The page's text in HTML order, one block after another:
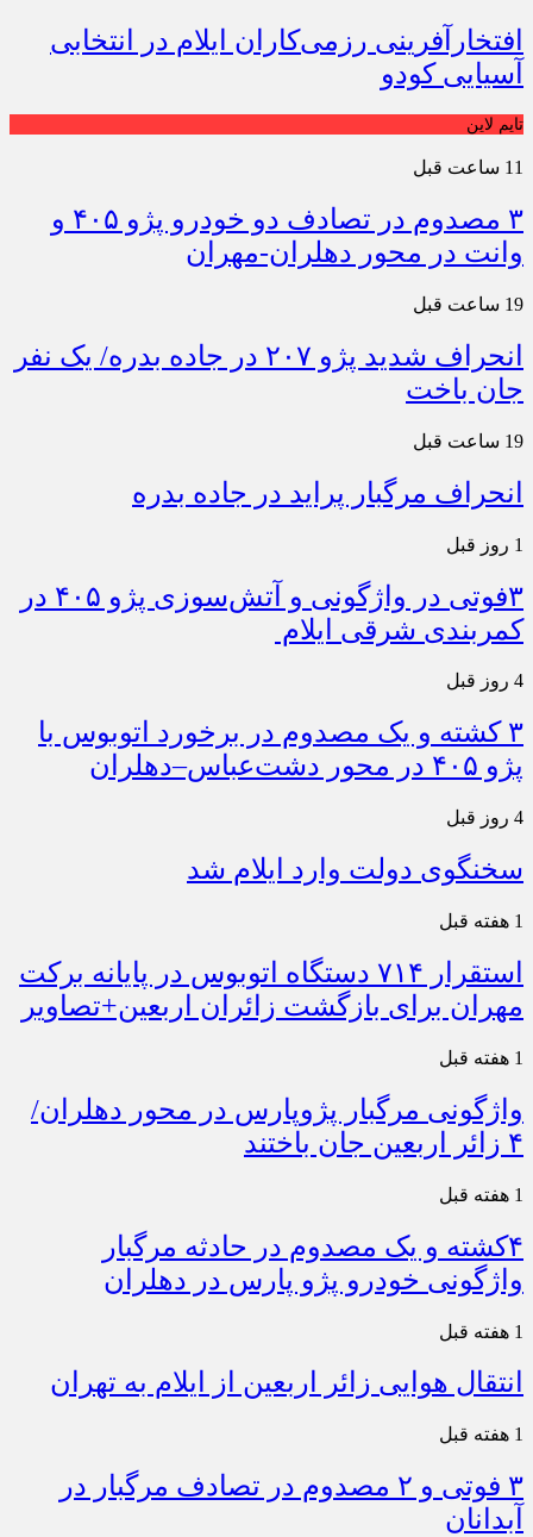
افتخارآفرینی رزمی‌کاران ایلام در انتخابی
آسیایی کودو
تایم لاین
11 ساعت قبل
۳ مصدوم در تصادف دو خودرو پژو ۴۰۵ و
وانت در محور دهلران-مهران
19 ساعت قبل
انحراف شدید پژو ۲۰۷ در جاده بدره/ یک نفر
جان باخت
19 ساعت قبل
انحراف مرگبار پراید در جاده بدره
1 روز قبل
۳فوتی در واژگونی و آتش‌سوزی پژو ۴۰۵ در
کمربندی شرقی ایلام
4 روز قبل
۳ کشته و یک مصدوم در برخورد اتوبوس با
پژو ۴۰۵ در محور دشت‌عباس–دهلران
4 روز قبل
سخنگوی دولت وارد ایلام شد
1 هفته قبل
استقرار ۷۱۴ دستگاه اتوبوس در پایانه برکت
مهران برای بازگشت زائران اربعین+تصاویر
1 هفته قبل
واژگونی مرگبار پژوپارس در محور دهلران/
۴ زائر اربعین جان باختند
1 هفته قبل
۴کشته و یک مصدوم در حادثه مرگبار
واژگونی خودرو پژو پارس در دهلران
1 هفته قبل
انتقال هوایی زائر اربعین از ایلام به تهران
1 هفته قبل
۳ فوتی و ۲ مصدوم در تصادف مرگبار در
آبدانان